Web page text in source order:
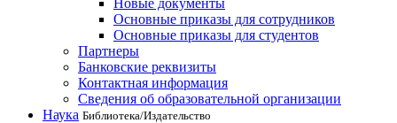
Новые документы
Основные приказы для сотрудников
Основные приказы для студентов
Партнеры
Банковские реквизиты
Контактная информация
Сведения об образовательной организации
Наука Библиотека/Издательство